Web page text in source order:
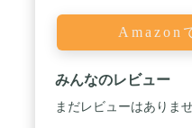
Amazon
みんなのレビュー
まだレビューはありま